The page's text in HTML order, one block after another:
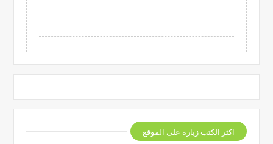
اكثر الكتب زيارة على الموقع